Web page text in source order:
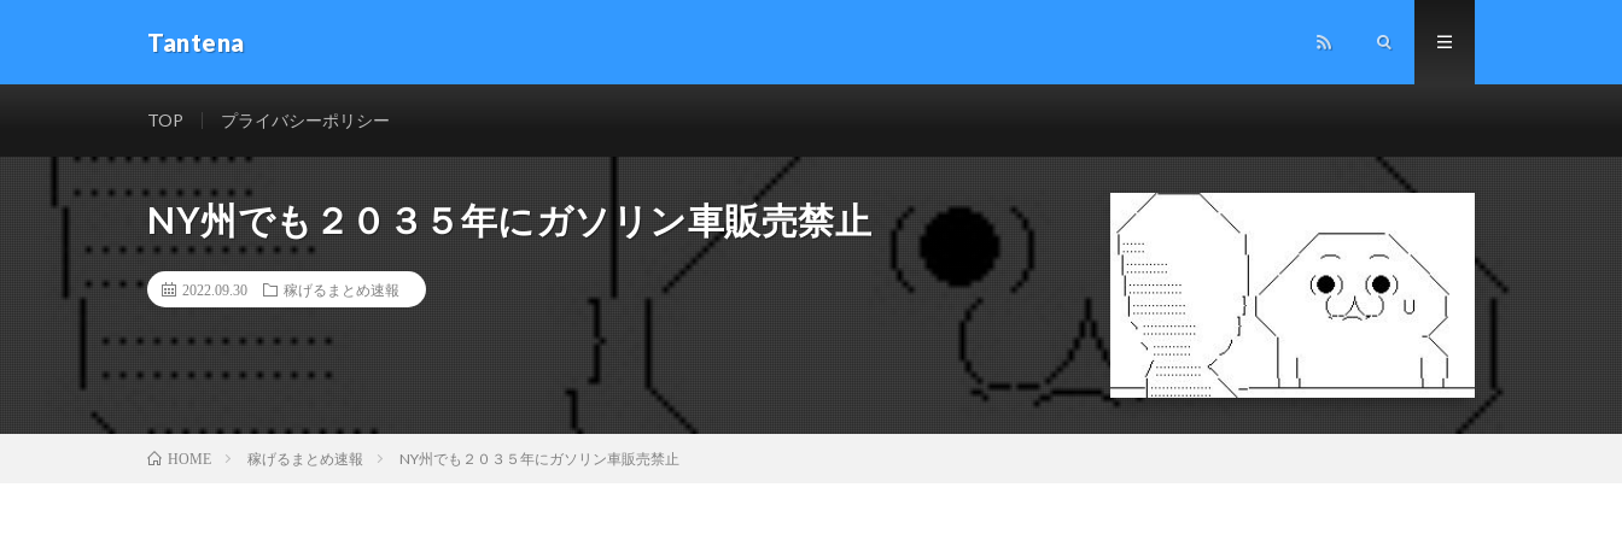
Tantena
TOP プライバシーポリシー
NY州でも２０３５年にガソリン車販売禁止
2022.09.30 稼げるまとめ速報
HOME 稼げるまとめ速報 NY州でも２０３５年にガソリン車販売禁止